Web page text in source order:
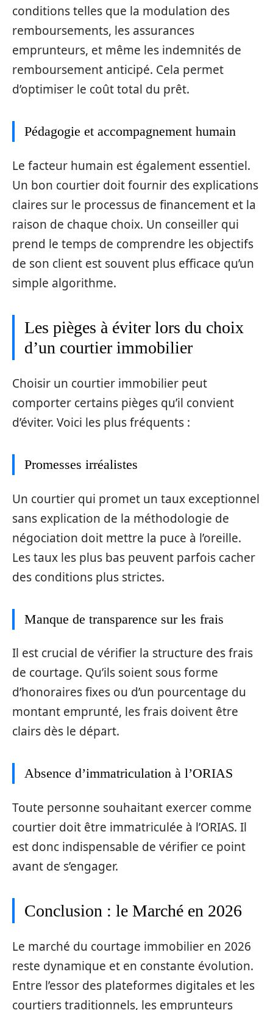
conditions telles que la modulation des
remboursements, les assurances
emprunteurs, et même les indemnités de
remboursement anticipé. Cela permet
d’optimiser le coût total du prêt.
Pédagogie et accompagnement humain
Le facteur humain est également essentiel.
Un bon courtier doit fournir des explications
claires sur le processus de financement et la
raison de chaque choix. Un conseiller qui
prend le temps de comprendre les objectifs
de son client est souvent plus efficace qu’un
simple algorithme.
Les pièges à éviter lors du choix
d’un courtier immobilier
Choisir un courtier immobilier peut
comporter certains pièges qu’il convient
d’éviter. Voici les plus fréquents :
Promesses irréalistes
Un courtier qui promet un taux exceptionnel
sans explication de la méthodologie de
négociation doit mettre la puce à l’oreille.
Les taux les plus bas peuvent parfois cacher
des conditions plus strictes.
Manque de transparence sur les frais
Il est crucial de vérifier la structure des frais
de courtage. Qu’ils soient sous forme
d’honoraires fixes ou d’un pourcentage du
montant emprunté, les frais doivent être
clairs dès le départ.
Absence d’immatriculation à l’ORIAS
Toute personne souhaitant exercer comme
courtier doit être immatriculée à l’ORIAS. Il
est donc indispensable de vérifier ce point
avant de s’engager.
Conclusion : le Marché en 2026
Le marché du courtage immobilier en 2026
reste dynamique et en constante évolution.
Entre l’essor des plateformes digitales et les
courtiers traditionnels, les emprunteurs